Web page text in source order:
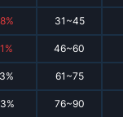
% 31~45
% 46~60
% 61~75
% 76~90